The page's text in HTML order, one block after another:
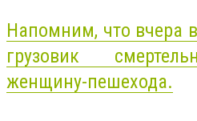
Напомним, что вчера
грузовик
женщину-пешехода.